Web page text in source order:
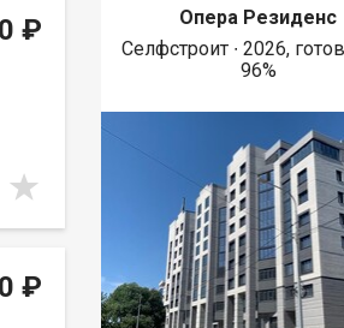
₽
₽
Опера Резиденс
Селфстроит ∙ 2026,
96%